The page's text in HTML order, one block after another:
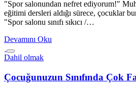
"Spor salonundan nefret ediyorum!"
eğitimi dersleri aldığı sürece, çocuklar
"Spor salonu sınıfı sıkıcı /…
Devamını Oku
Dahil olmak
Çocuğunuzun Sınıfında Çok